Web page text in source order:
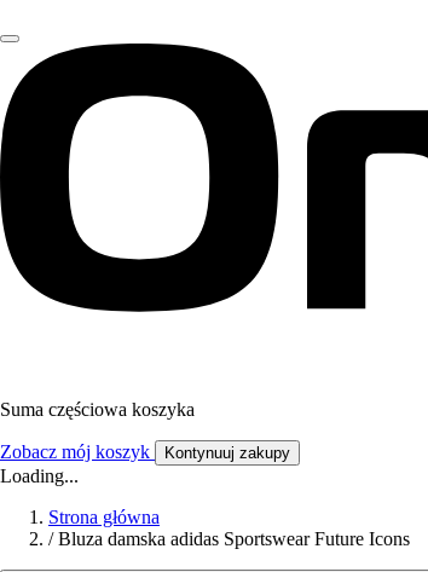
Suma częściowa koszyka
Zobacz mój koszyk Kontynuuj zakupy
Loading...
Strona główna
/ Bluza damska adidas Sportswear Future Icons